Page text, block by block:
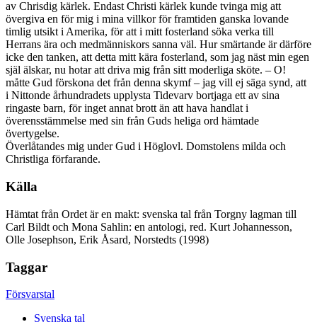
av Chrisdig kärlek. Endast Christi kärlek kunde tvinga mig att
övergiva en för mig i mina villkor för framtiden ganska lovande
timlig utsikt i Amerika, för att i mitt fosterland söka verka till
Herrans ära och medmänniskors sanna väl. Hur smärtande är därföre
icke den tanken, att detta mitt kära fosterland, som jag näst min egen
själ älskar, nu hotar att driva mig från sitt moderliga sköte. – O!
måtte Gud förskona det från denna skymf – jag vill ej säga synd, att
i Nittonde århundradets upplysta Tidevarv bortjaga ett av sina
ringaste barn, för inget annat brott än att hava handlat i
överensstämmelse med sin från Guds heliga ord hämtade
övertygelse.
Överlåtandes mig under Gud i Höglovl. Domstolens milda och
Christliga förfarande.
Källa
Hämtat från Ordet är en makt: svenska tal från Torgny lagman till
Carl Bildt och Mona Sahlin: en antologi, red. Kurt Johannesson,
Olle Josephson, Erik Åsard, Norstedts (1998)
Taggar
Försvarstal
Svenska tal